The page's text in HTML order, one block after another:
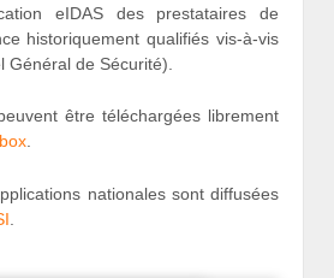
eIDAS des prestataires de
historiquement qualifiés vis-à-vis
Général de Sécurité).
être téléchargées librement
.
nationales sont diffusées